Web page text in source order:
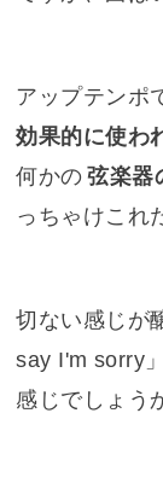
アップテンポ
効果的に使わ
何かの 弦楽器
っちゃけこれ
切ない感じが
say I'm sorry
感じでしょう